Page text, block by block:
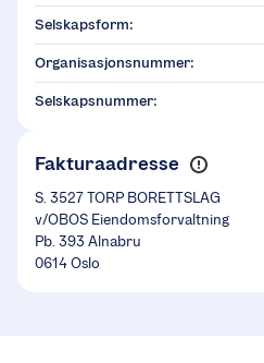
Selskapsform:
Organisasjonsnummer:
Selskapsnummer:
Fakturaadresse
S. 3527 TORP BORETTSLAG
v/OBOS Eiendomsforvaltning
Pb. 393 Alnabru
0614 Oslo